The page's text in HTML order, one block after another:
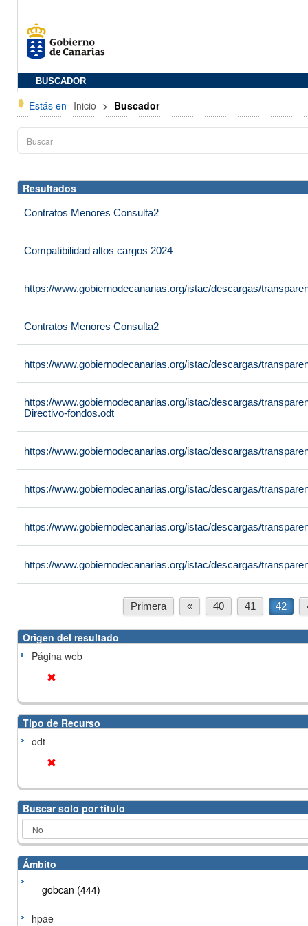
BUSCADOR
Estás en Inicio > Buscador
Resultados
Contratos Menores Consulta2
Compatibilidad altos cargos 2024
https://www.gobiernodecanarias.org/istac/descargas/
Contratos Menores Consulta2
https://www.gobiernodecanarias.org/istac/descargas/
https://www.gobiernodecanarias.org/istac/descargas/
Directivo-fondos.odt
https://www.gobiernodecanarias.org/istac/descargas/
https://www.gobiernodecanarias.org/istac/descargas/
https://www.gobiernodecanarias.org/istac/descargas/
https://www.gobiernodecanarias.org/istac/descargas/
Primera « 40 41 42
Origen del resultado
Página web
Tipo de Recurso
odt
Buscar solo por título
Ámbito
gobcan (444)
hpae